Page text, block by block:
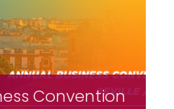
Convention